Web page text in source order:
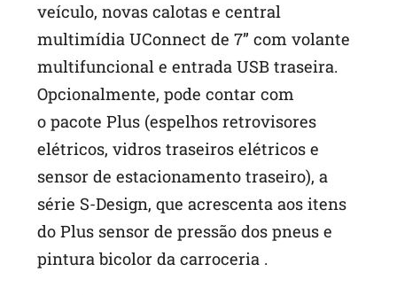
veículo, novas calotas e central
multimídia UConnect de 7” com volante
multifuncional e entrada USB traseira.
Opcionalmente, pode contar com
o pacote Plus (espelhos retrovisores
elétricos, vidros traseiros elétricos e
sensor de estacionamento traseiro), a
série S-Design, que acrescenta aos itens
do Plus sensor de pressão dos pneus e
pintura bicolor da carroceria .